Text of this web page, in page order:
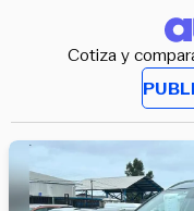
Cotiza y